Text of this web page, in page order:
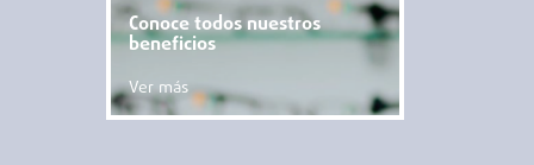
Conoce todos nuestros
beneficios
Ver más